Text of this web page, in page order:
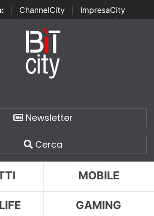
ChannelCity ImpresaCity
| Italian Channel Awards | Italian
Italian Security Awards
Newsletter
Cerca
MOBILE
GAMING